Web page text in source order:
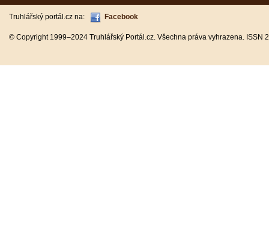
Truhlářský portál.cz na: Facebook
© Copyright 1999–2024 Truhlářský Portál.cz. Všechna práva vyhrazena.